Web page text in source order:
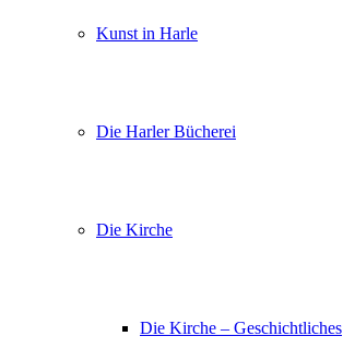
Kunst in Harle
Die Harler Bücherei
Die Kirche
Die Kirche – Geschichtliches